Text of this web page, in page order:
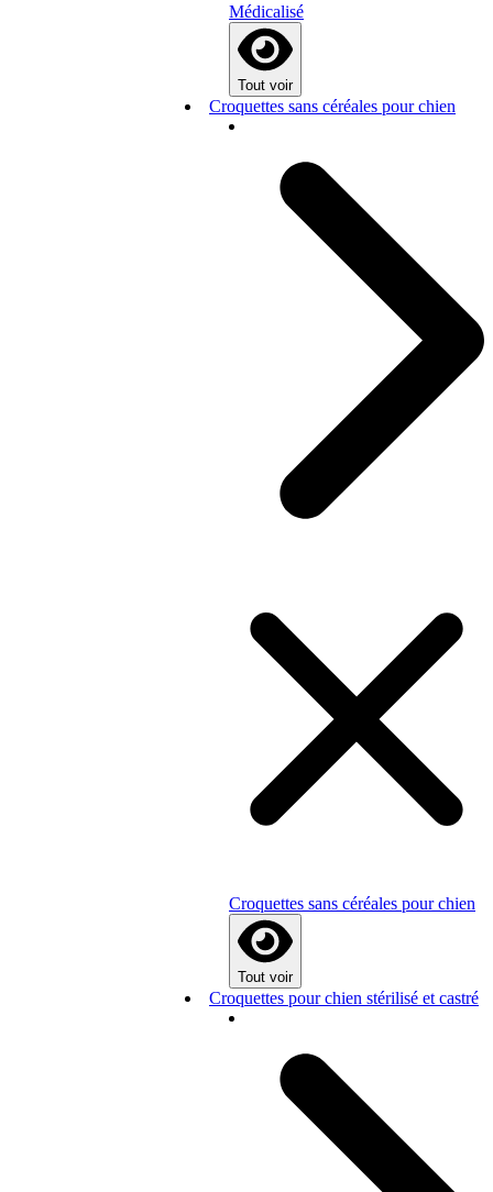
Médicalisé
Tout voir
Croquettes sans céréales pour chien
Croquettes sans céréales pour chien
Tout voir
Croquettes pour chien stérilisé et castré